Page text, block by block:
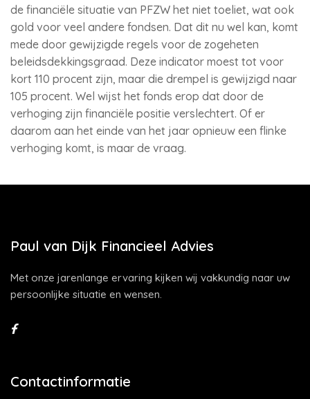
de financiële situatie van PFZW het niet toeliet, wat ook
gold voor veel andere fondsen. Dat dit nu wel kan, komt
mede door gewijzigde regels voor de zogeheten
beleidsdekkingsgraad. Deze indicator moest tot voor
kort 110 procent zijn, maar die drempel is gewijzigd naar
105 procent. Wel wijst het fonds erop dat door de
verhoging zijn financiële positie verslechtert. Of er
daarom aan het einde van het jaar opnieuw een flinke
verhoging komt, is maar de vraag.
Paul van Dijk Financieel Advies
Met onze jarenlange ervaring kijken wij vakkundig naar uw
persoonlijke situatie en wensen.
Contactinformatie